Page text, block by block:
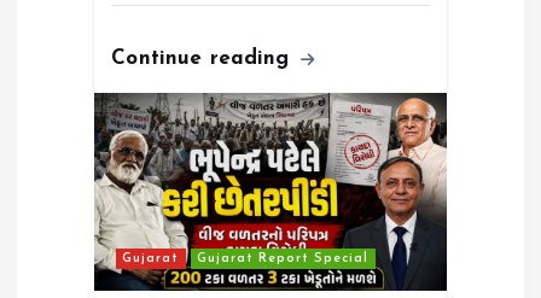
Continue reading
Gujarat Gujarat Report Special